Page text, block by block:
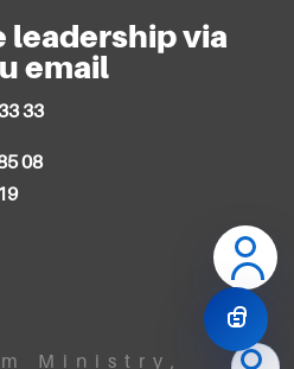
leadership via
email
33
08
Ministry,